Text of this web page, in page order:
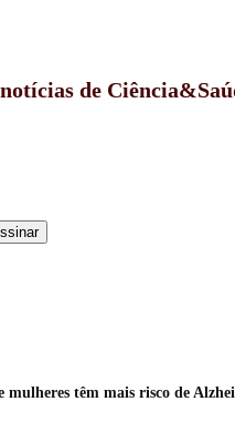
de
mulheres têm mais risco de